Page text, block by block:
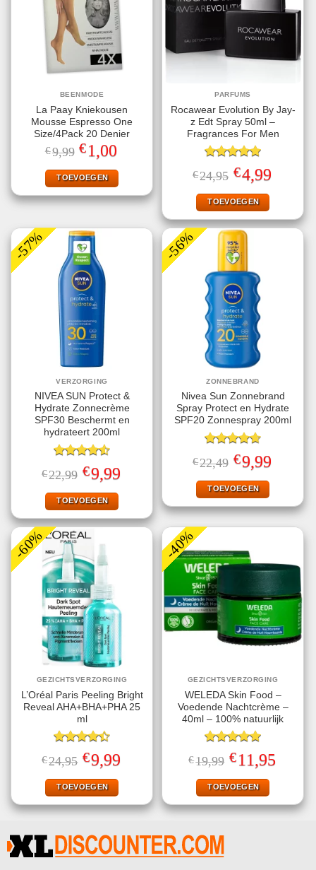
BEENMODE
La Paay Kniekousen
Mousse Espresso One
Size/4Pack 20 Denier
€9,99 Oorspronkelijke
prijs
was:
€9,99.
€1,00
is:
€1,00.
TOEVOEGEN
PARFUMS
Rocawear Evolution By Jay-
z Edt Spray 50ml –
Fragrances For Men
Gewaardeerd
5.00uit 5
€24,95 Oorspronkelijke
prijs
was:
€24,95.
€4,99Huidige
prijs
TOEVOEGEN
-57%
VERZORGING
NIVEA SUN Protect &
Hydrate Zonnecrème
SPF30 Beschermt en
hydrateert 200ml
Gewaardeerd
4.56uit 5
€22,99 Oorspronkelijke
prijs
was:
€22,99.
€9,99Huidige
prijs
TOEVOEGEN
-56%
ZONNEBRAND
Nivea Sun Zonnebrand
Spray Protect en Hydrate
SPF20 Zonnespray 200ml
Gewaardeerd
4.67uit 5
€22,49 Oorspronkelijke
prijs
was:
€22,49.
€9,99Huidige
prijs
TOEVOEGEN
-60%
GEZICHTSVERZORGING
L’Oréal Paris Peeling Bright
Reveal AHA+BHA+PHA 25
ml
Gewaardeerd
4.40uit 5
€24,95 Oorspronkelijke
prijs
was:
€24,95.
€9,99Huidige
prijs
TOEVOEGEN
-40%
GEZICHTSVERZORGING
WELEDA Skin Food –
Voedende Nachtcrème –
40ml – 100% natuurlijk
Gewaardeerd
5.00uit 5
€19,99 Oorspronkelijke
prijs
was:
€19,99.
€11,95prijs
TOEVOEGEN